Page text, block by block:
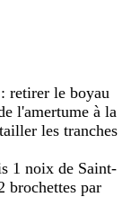
retirer le boyau
l'amertume à la
les tranches
1 noix de Saint-
brochettes par